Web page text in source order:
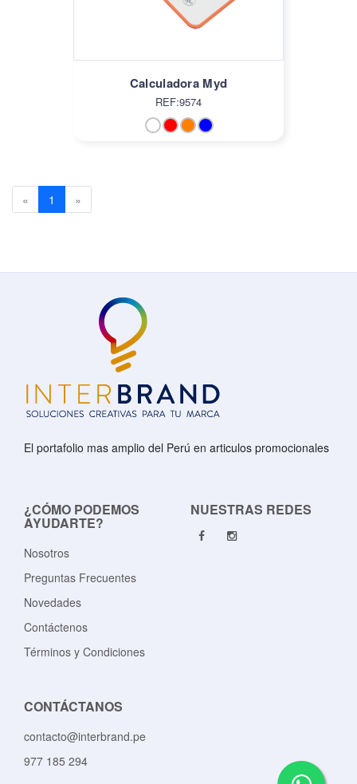
Calculadora Myd
REF:9574
« Previous
1 (current)
»
El portafolio mas amplio del Perú en articulos promocionales
¿CÓMO PODEMOS
AYUDARTE?
Nosotros
Preguntas Frecuentes
Novedades
Contáctenos
Términos y Condiciones
NUESTRAS REDES
CONTÁCTANOS
contacto@interbrand.pe
977 185 294